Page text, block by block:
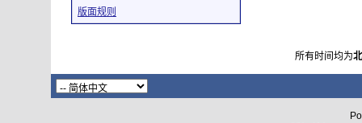
版面规则
所有时间均为